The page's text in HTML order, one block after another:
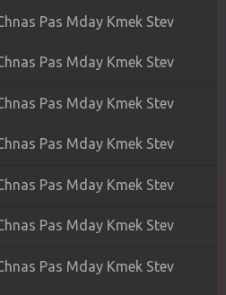
Pas Mday Kmek Stev
Pas Mday Kmek Stev
Pas Mday Kmek Stev
Pas Mday Kmek Stev
Pas Mday Kmek Stev
Pas Mday Kmek Stev
Pas Mday Kmek Stev